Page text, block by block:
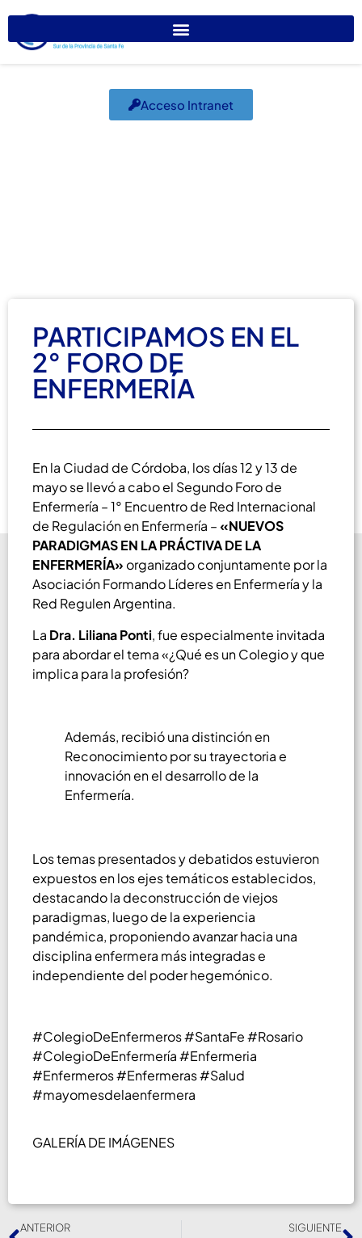
Acceso Intranet
PARTICIPAMOS EN EL
2° FORO DE
ENFERMERÍA
En la Ciudad de Córdoba, los días 12 y 13 de
mayo se llevó a cabo el Segundo Foro de
Enfermería – 1° Encuentro de Red Internacional
de Regulación en Enfermería –«NUEVOS
PARADIGMAS EN LA PRÁCTIVA DE LA
ENFERMERÍA» organizado conjuntamente por la
Asociación Formando Líderes en Enfermería y la
Red Regulen Argentina.
La Dra. Liliana Ponti, fue especialmente invitada
para abordar el tema «¿Qué es un Colegio y que
implica para la profesión?
Además, recibió una distinción en
Reconocimiento por su trayectoria e
innovación en el desarrollo de la
Enfermería.
Los temas presentados y debatidos estuvieron
expuestos en los ejes temáticos establecidos,
destacando la deconstrucción de viejos
paradigmas, luego de la experiencia
pandémica, proponiendo avanzar hacia una
disciplina enfermera más integradas e
independiente del poder hegemónico.
#ColegioDeEnfermeros #SantaFe #Rosario
#ColegioDeEnfermería #Enfermeria
#Enfermeros #Enfermeras #Salud
#mayomesdelaenfermera
GALERÍA DE IMÁGENES
ANTERIOR SIGUIENTE